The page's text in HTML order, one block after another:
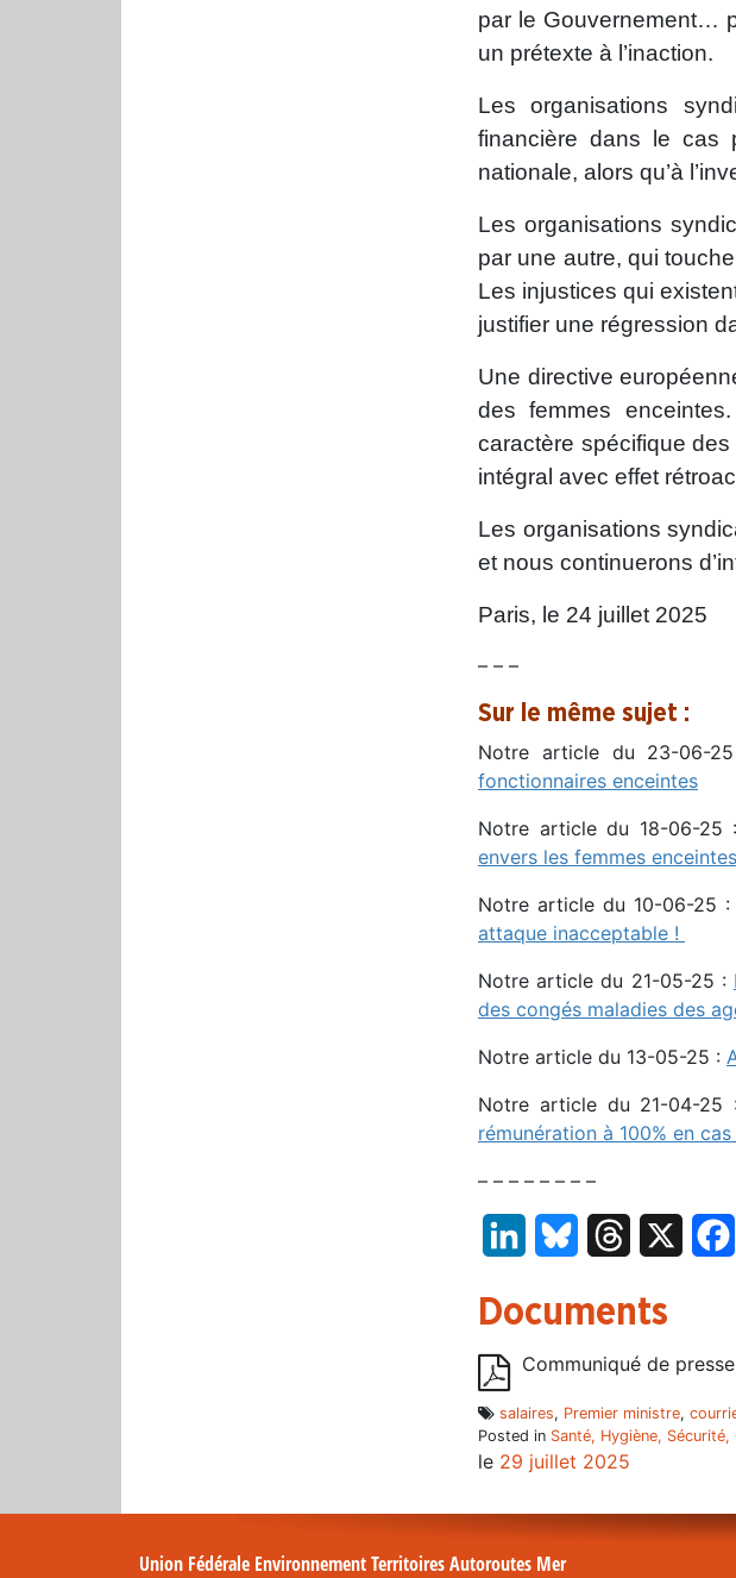
par le Gouvernement…
un prétexte à l’inaction.
Les organisations
financière dans le cas
nationale, alors qu’à
Les organisations
par une autre, qui
Les injustices qui
justifier une régression
Une directive
des femmes
caractère spécifique
intégral avec effet
Les organisations
et nous continuerons
Paris, le 24 juillet 2025
– – –
Sur le même sujet :
Notre article du 23-06-
fonctionnaires enceintes
Notre article du 18-06-25 :
envers les femmes
Notre article du 10-06-25 :
attaque inacceptable !
Notre article du 21-05-25 :
des congés maladies des
Notre article du 13-05-25 :
Notre article du 21-04-25
rémunération à 100% en
– – – – – – – –
LinkedInBluesky Threads
Documents
Communiqué de
salaires, Premier ministre,
Posted in Santé, Hygiène,
le 29 juillet 2025
Union Fédérale Environnement Territoires Autoroutes Mer